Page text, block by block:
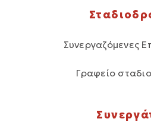
Συνεργαζόμενες
Γραφείο